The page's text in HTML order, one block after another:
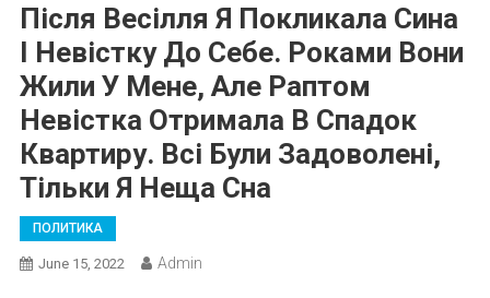
Після Весілля Я Покликала Сина
І Невістку До Себе. Роками Вони
Жили У Мене, Але Раптом
Невістка Отримала В Спадок
Квартиру. Всі Були Задоволені,
Тільки Я Неща Сна
ПОЛИТИКА
June 15, 2022 Admin